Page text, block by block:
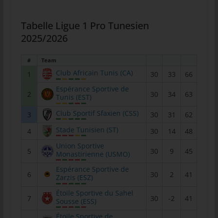
Tabelle Ligue 1 Pro Tunesien
2025/2026
# Team
1 Club Africain Tunis (CA) 30 33 66
2
Espérance Sportive de
Tunis (EST)
30 34 63
3 Club Sportif Sfaxien (CSS) 30 31
62
4
Stade Tunisien (ST) 30 14 48
5
Union Sportive
Monastirienne (USMO)
30 9 45
6
Espérance Sportive de
Zarzis (ESZ)
30 2 41
7
Étoile Sportive du Sahel
Sousse (ESS)
30 -2 41
Uwe Wassenberg
Rue 2 Mars
Telefon: +216 216 16 616
Cookies
Die Internetseiten verwenden Cookies. Cookies sind
Textdateien, welche über einen Internetbrowser auf einem
Computersystem abgelegt und gespeichert werden.
Zahlreiche Internetseiten und Server verwenden Cookies. Viele
Cookies enthalten eine sogenannte Cookie-ID. Eine Cookie-ID
ist eine eindeutige Kennung des Cookies. Sie besteht aus einer
Zeichenfolge, durch welche Internetseiten und Server dem
konkreten Internetbrowser zugeordnet werden können, in dem